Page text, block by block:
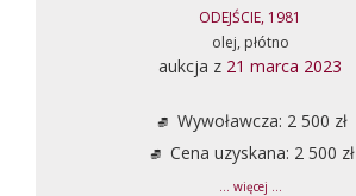
ODEJŚCIE, 1981
olej, płótno
aukcja z 21 marca 2023
Wywoławcza: 2 500 zł
Cena uzyskana: 2 500 zł
... więcej ...